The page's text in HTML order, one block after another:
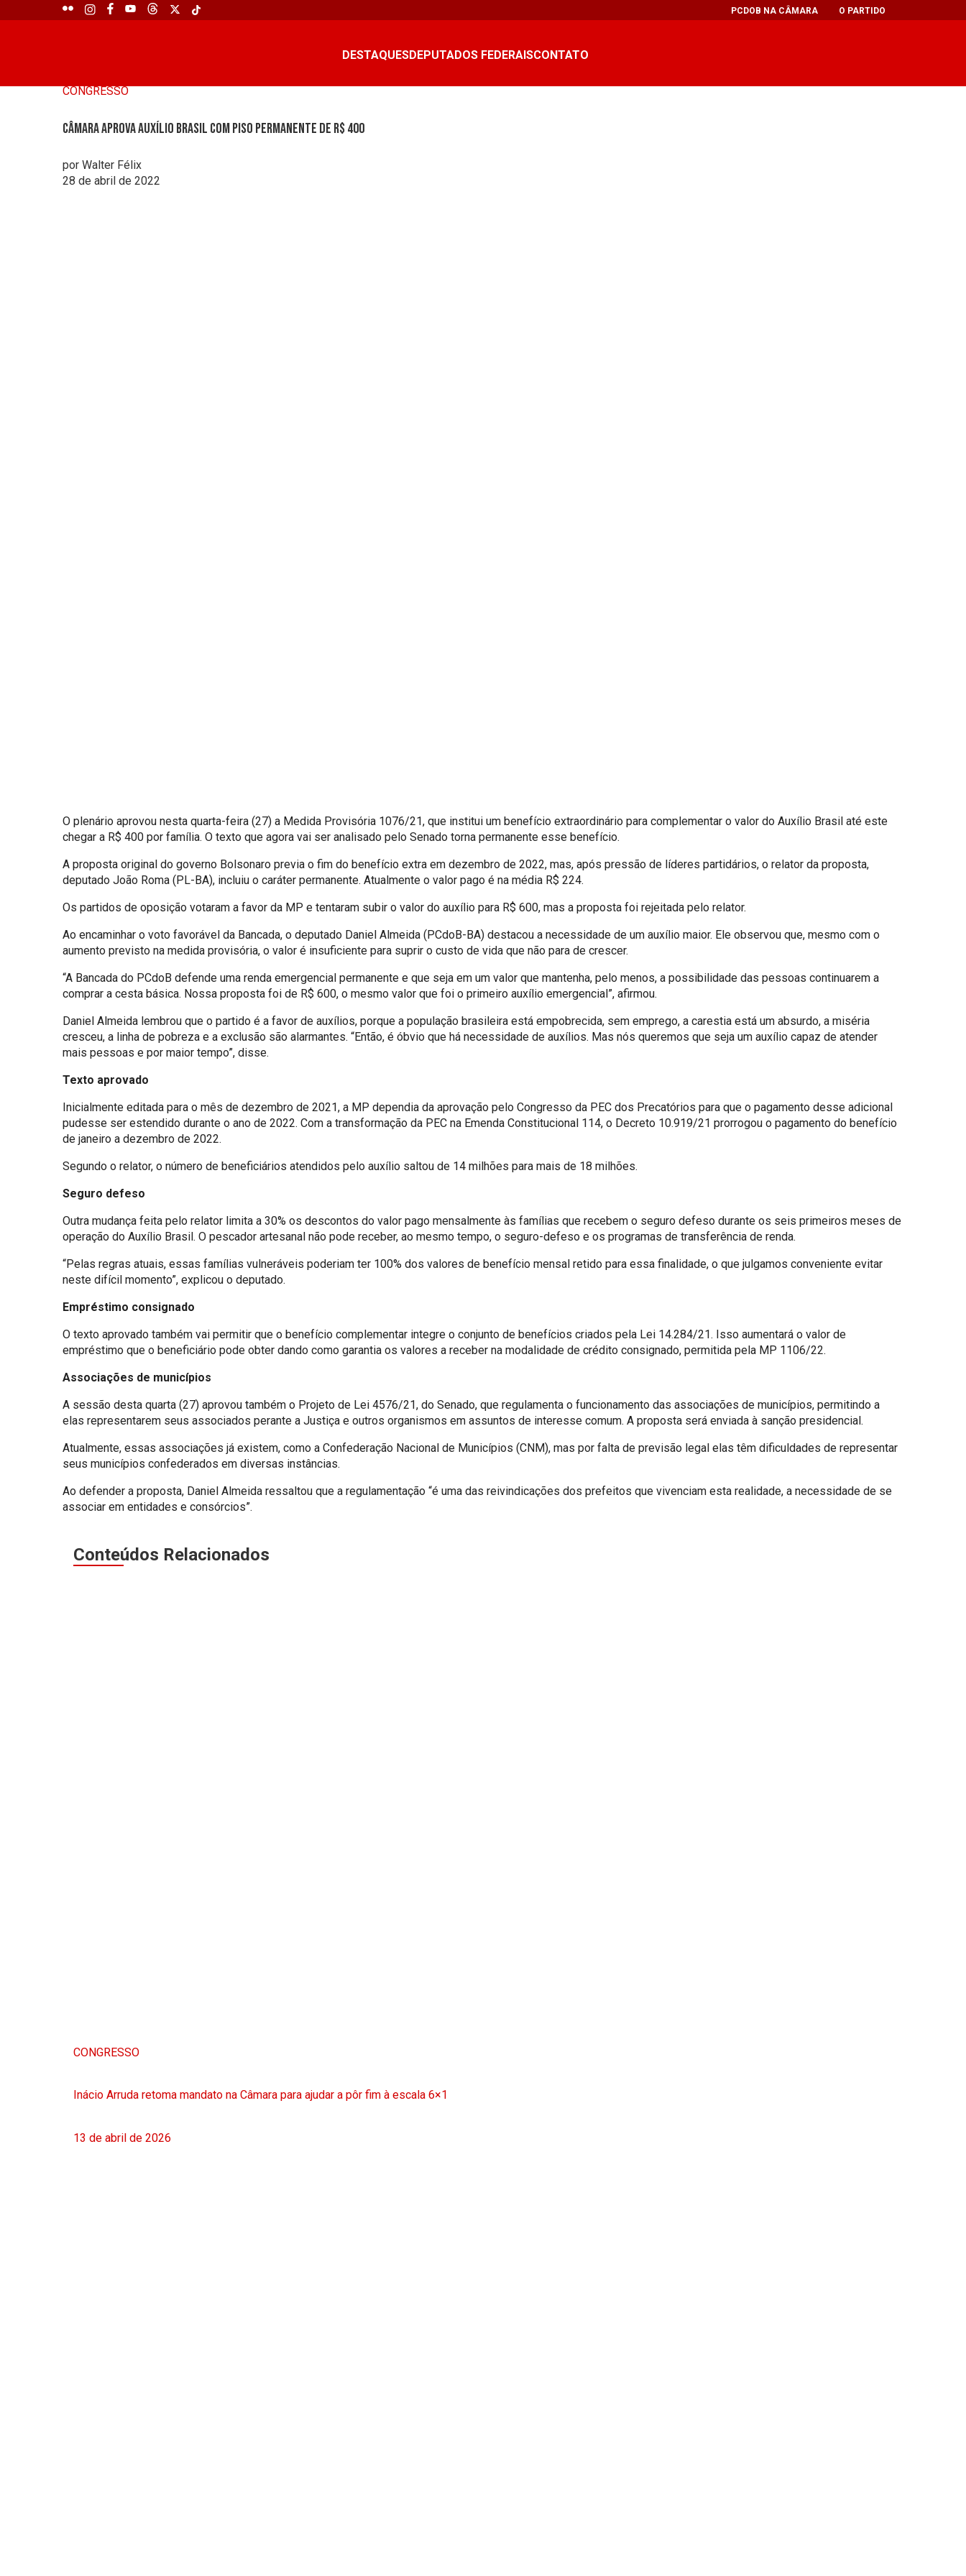
PCDOB NA CÂMARA O PARTIDO
DESTAQUESDEPUTADOS FEDERAISCONTATO
CONGRESSO
Câmara aprova Auxílio Brasil com piso permanente de R$ 400
por Walter Félix
28 de abril de 2022
O plenário aprovou nesta quarta-feira (27) a Medida Provisória 1076/21, que institui um benefício extraordinário para complementar o valor do Auxílio Brasil até este
chegar a R$ 400 por família. O texto que agora vai ser analisado pelo Senado torna permanente esse benefício.
A proposta original do governo Bolsonaro previa o fim do benefício extra em dezembro de 2022, mas, após pressão de líderes partidários, o relator da proposta,
deputado João Roma (PL-BA), incluiu o caráter permanente. Atualmente o valor pago é na média R$ 224.
Os partidos de oposição votaram a favor da MP e tentaram subir o valor do auxílio para R$ 600, mas a proposta foi rejeitada pelo relator.
Ao encaminhar o voto favorável da Bancada, o deputado Daniel Almeida (PCdoB-BA) destacou a necessidade de um auxílio maior. Ele observou que, mesmo com o
aumento previsto na medida provisória, o valor é insuficiente para suprir o custo de vida que não para de crescer.
“A Bancada do PCdoB defende uma renda emergencial permanente e que seja em um valor que mantenha, pelo menos, a possibilidade das pessoas continuarem a
comprar a cesta básica. Nossa proposta foi de R$ 600, o mesmo valor que foi o primeiro auxílio emergencial”, afirmou.
Daniel Almeida lembrou que o partido é a favor de auxílios, porque a população brasileira está empobrecida, sem emprego, a carestia está um absurdo, a miséria
cresceu, a linha de pobreza e a exclusão são alarmantes. “Então, é óbvio que há necessidade de auxílios. Mas nós queremos que seja um auxílio capaz de atender
mais pessoas e por maior tempo”, disse.
Texto aprovado
Inicialmente editada para o mês de dezembro de 2021, a MP dependia da aprovação pelo Congresso da PEC dos Precatórios para que o pagamento desse adicional
pudesse ser estendido durante o ano de 2022. Com a transformação da PEC na Emenda Constitucional 114, o Decreto 10.919/21 prorrogou o pagamento do benefício
de janeiro a dezembro de 2022.
Segundo o relator, o número de beneficiários atendidos pelo auxílio saltou de 14 milhões para mais de 18 milhões.
Seguro defeso
Outra mudança feita pelo relator limita a 30% os descontos do valor pago mensalmente às famílias que recebem o seguro defeso durante os seis primeiros meses de
operação do Auxílio Brasil. O pescador artesanal não pode receber, ao mesmo tempo, o seguro-defeso e os programas de transferência de renda.
“Pelas regras atuais, essas famílias vulneráveis poderiam ter 100% dos valores de benefício mensal retido para essa finalidade, o que julgamos conveniente evitar
neste difícil momento”, explicou o deputado.
Empréstimo consignado
O texto aprovado também vai permitir que o benefício complementar integre o conjunto de benefícios criados pela Lei 14.284/21. Isso aumentará o valor de
empréstimo que o beneficiário pode obter dando como garantia os valores a receber na modalidade de crédito consignado, permitida pela MP 1106/22.
Associações de municípios
A sessão desta quarta (27) aprovou também o Projeto de Lei 4576/21, do Senado, que regulamenta o funcionamento das associações de municípios, permitindo a
elas representarem seus associados perante a Justiça e outros organismos em assuntos de interesse comum. A proposta será enviada à sanção presidencial.
Atualmente, essas associações já existem, como a Confederação Nacional de Municípios (CNM), mas por falta de previsão legal elas têm dificuldades de representar
seus municípios confederados em diversas instâncias.
Ao defender a proposta, Daniel Almeida ressaltou que a regulamentação “é uma das reivindicações dos prefeitos que vivenciam esta realidade, a necessidade de se
associar em entidades e consórcios”.
Conteúdos Relacionados
CONGRESSO
Inácio Arruda retoma mandato na Câmara para ajudar a pôr fim à escala 6×1
13 de abril de 2026